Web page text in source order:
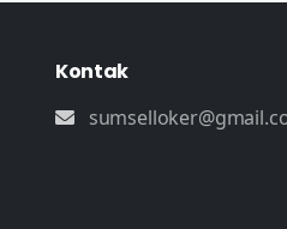
Kontak